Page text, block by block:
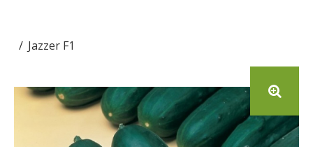
Jazzer F1